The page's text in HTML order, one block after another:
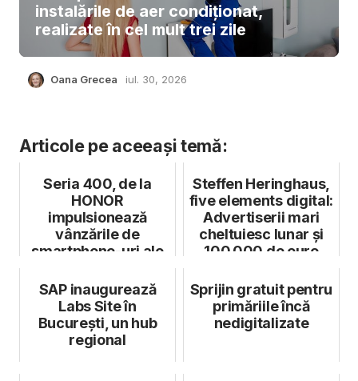
instalările de aer condiționat,
realizate în cel mult trei zile
Oana Grecea iul. 30, 2026
Articole pe aceeași temă:
Seria 400, de la
HONOR
impulsionează
vânzările de
smartphone-uri ale
chinez
Steffen Heringhaus,
five elements digital:
Advertiserii mari
cheltuiesc lunar și
100.000 de euro
SAP inaugurează
Labs Site în
București, un hub
regional
Sprijin gratuit pentru
primăriile încă
nedigitalizate